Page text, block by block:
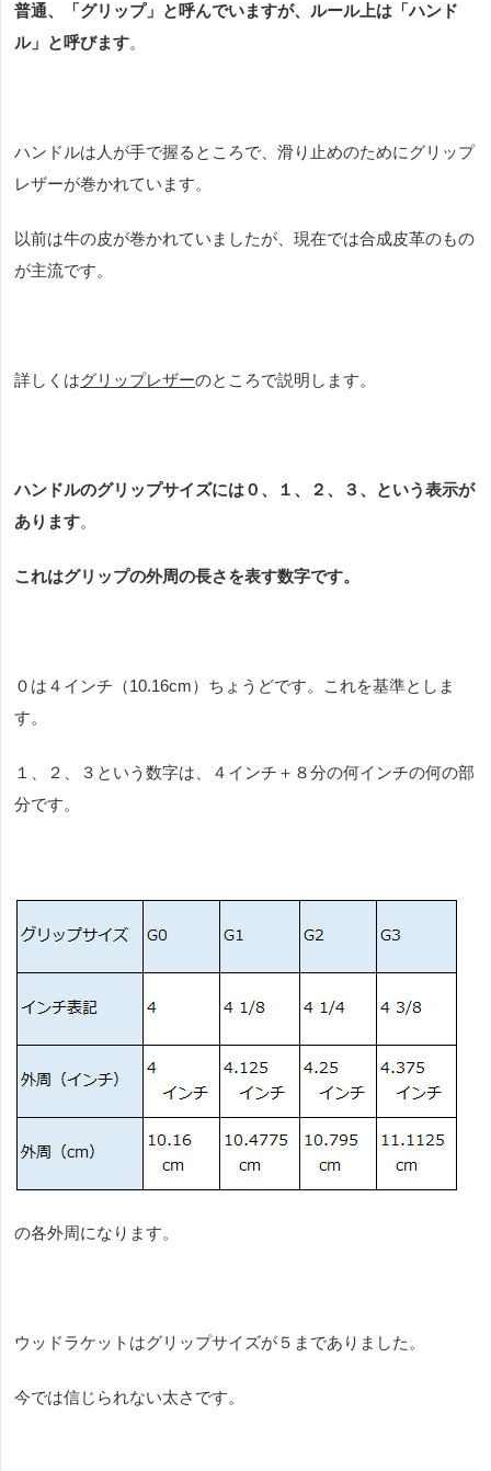
普通、「グリップ」と呼んでいますが、ルール上は「ハンド
ル」と呼びます。
ハンドルは人が手で握るところで、滑り止めのためにグリップ
レザーが巻かれています。
以前は牛の皮が巻かれていましたが、現在では合成皮革のもの
が主流です。
詳しくはグリップレザーのところで説明します。
ハンドルのグリップサイズには０、１、２、３、という表示が
あります。
これはグリップの外周の長さを表す数字です。
０は４インチ（10.16cm）ちょうどです。これを基準としま
す。
１、２、３という数字は、４インチ＋８分の何インチの何の部
分です。
の各外周になります。
ウッドラケットはグリップサイズが５までありました。
今では信じられない太さです。